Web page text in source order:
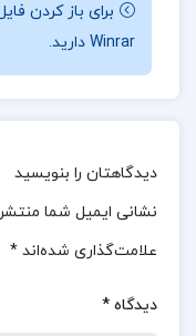
جی. ماس : این
سلینا در این
تا بر آن‌ها غلبه
ماجراهای پر از
همچون شجاعت،
خواندن این کتاب
Winrar دارید.
دیدگاهتان را بنویسید
نشانی ایمیل شما
علامت‌گذاری شده‌اند *
دیدگاه *